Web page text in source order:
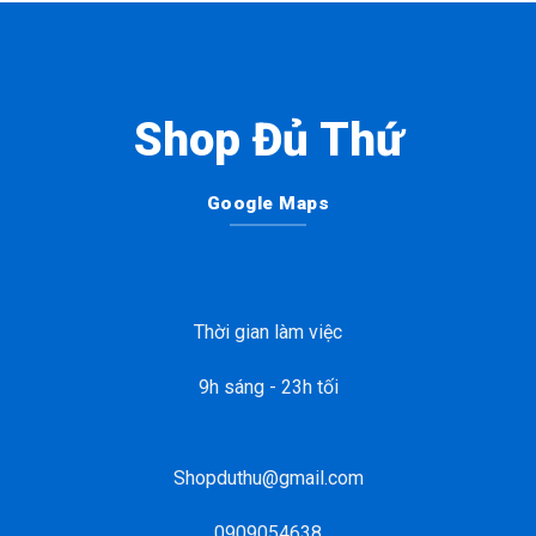
Shop Đủ Thứ
Google Maps
Thời gian làm việc
9h sáng - 23h tối
Shopduthu@gmail.com